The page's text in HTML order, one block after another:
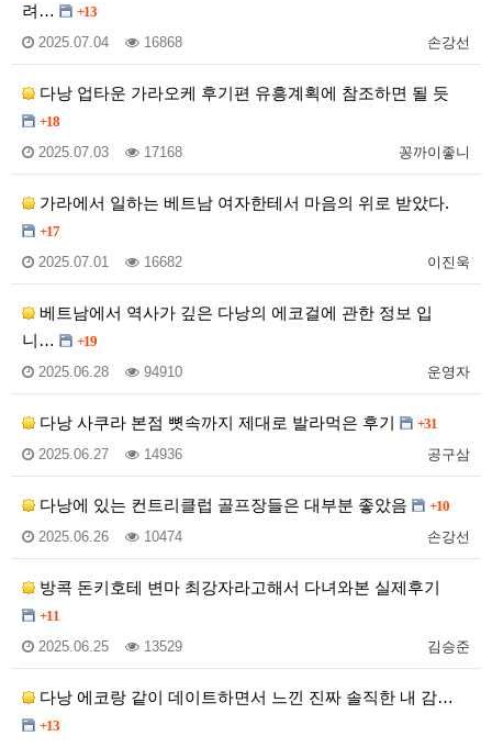
려…
+13
손강선
2025.07.04 16868
다낭 업타운 가라오케 후기편 유흥계획에 참조하면 될 듯
+18
꽁까이좋니
2025.07.03 17168
가라에서 일하는 베트남 여자한테서 마음의 위로 받았다.
+17
이진욱
2025.07.01 16682
베트남에서 역사가 깊은 다낭의 에코걸에 관한 정보 입
니…
+19
운영자
2025.06.28 94910
다낭 사쿠라 본점 뼛속까지 제대로 발라먹은 후기 +31
공구삼
2025.06.27 14936
다낭에 있는 컨트리클럽 골프장들은 대부분 좋았음 +10
손강선
2025.06.26 10474
방콕 돈키호테 변마 최강자라고해서 다녀와본 실제후기
+11
김승준
2025.06.25 13529
다낭 에코랑 같이 데이트하면서 느낀 진짜 솔직한 내 감…
+13